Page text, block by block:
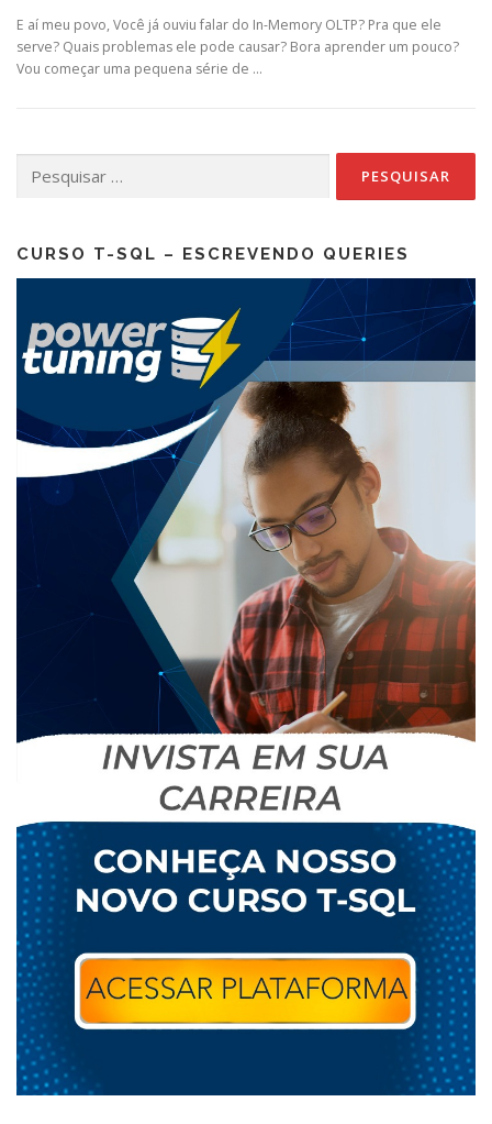
E aí meu povo, Você já ouviu falar do In-Memory OLTP? Pra que ele
serve? Quais problemas ele pode causar? Bora aprender um pouco?
Vou começar uma pequena série de …
por:
CURSO T-SQL – ESCREVENDO QUERIES